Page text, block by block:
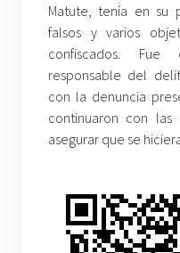
Matute, tenía en su
falsos y varios
confiscados.
responsable del
con la denuncia
continuaron con las
asegurar que se